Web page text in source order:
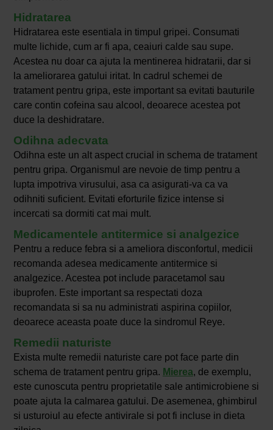
Hidratarea
Hidratarea este esentiala in timpul gripei. Consumati
multe lichide, cum ar fi apa, ceaiuri calde sau supe.
Acestea nu doar ca ajuta la mentinerea hidratarii, dar si
la ameliorarea gatului iritat. In cadrul schemei de
tratament pentru gripa, este important sa evitati bauturile
care contin cofeina sau alcool, deoarece acestea pot
duce la deshidratare.
Odihna adecvata
Odihna este un alt aspect crucial in schema de tratament
pentru gripa. Organismul are nevoie de timp pentru a
lupta impotriva virusului, asa ca asigurati-va ca va
odihniti suficient. Evitati eforturile fizice intense si
incercati sa dormiti cat mai mult.
Medicamentele antitermice si analgezice
Pentru a reduce febra si a ameliora disconfortul, medicii
recomanda adesea medicamente antitermice si
analgezice. Acestea pot include paracetamol sau
ibuprofen. Este important sa respectati doza
recomandata si sa nu administrati aspirina copiilor,
deoarece aceasta poate duce la sindromul Reye.
Remedii naturiste
Exista multe remedii naturiste care pot face parte din
schema de tratament pentru gripa. Mierea, de exemplu,
este cunoscuta pentru proprietatile sale antimicrobiene si
poate ajuta la calmarea gatului. De asemenea, ghimbirul
si usturoiul au efecte antivirale si pot fi incluse in dieta